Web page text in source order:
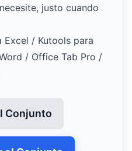
justo cuando
Excel / Kutools para
/ Office Tab Pro /
Conjunto